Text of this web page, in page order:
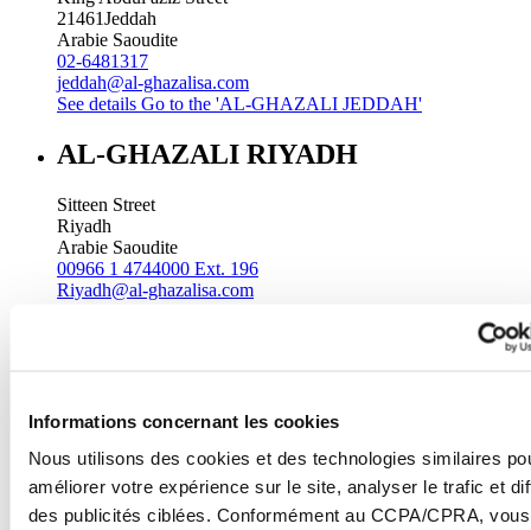
Informations concernant les cookies
Nous utilisons des cookies et des technologies similaires
améliorer votre expérience sur le site, analyser le trafic et
des publicités ciblées. Conformément au CCPA/CPRA,
21461Jeddah
Arabie Saoudite
02-6481317
jeddah@al-ghazalisa.com
See details Go to the 'AL-GHAZALI JEDDAH'
AL-GHAZALI RIYADH
Sitteen Street
Riyadh
Arabie Saoudite
00966 1 4744000 Ext. 196
Riyadh@al-ghazalisa.com
Batha
Riyadh
Arabie Saoudite
00966 1 4032968
Riyadh@al-ghazalisa.com
See details Go to the 'AL-GHAZALI RIYADH'